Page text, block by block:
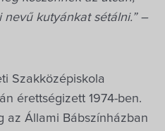
kutyánkat sétálni.” –
Szakközépiskola
érettségizett 1974-ben.
az Állami Bábszínházban